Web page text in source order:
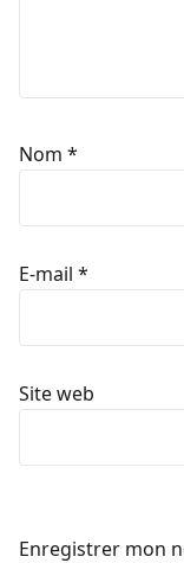
Nom *
E-mail *
Site web
Enregistrer mon